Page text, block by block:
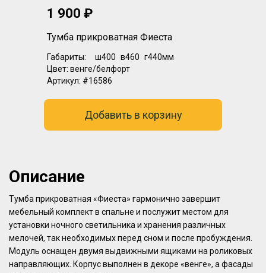
1 900 ₽
Тумба прикроватная Фиеста
Габариты: ш400 в460 г440мм
Цвет: венге/белфорт
Артикул: #16586
Добавить в корзину
Описание
Тумба прикроватная «Фиеста» гармонично завершит
мебельный комплект в спальне и послужит местом для
установки ночного светильника и хранения различных
мелочей, так необходимых перед сном и после пробуждения.
Модуль оснащен двумя выдвижными ящиками на роликовых
направляющих. Корпус выполнен в декоре «венге», а фасады